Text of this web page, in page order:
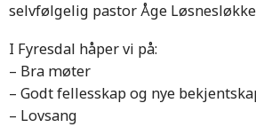
selvfølgelig pastor Åge
I Fyresdal håper vi på:
– Bra møter
– Godt fellesskap og nye
– Lovsang